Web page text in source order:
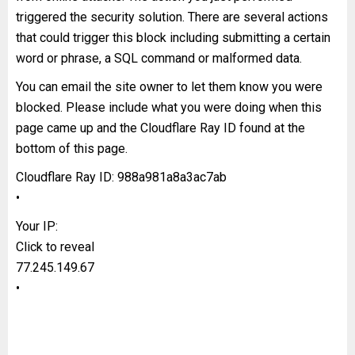
triggered the security solution. There are several actions
that could trigger this block including submitting a certain
word or phrase, a SQL command or malformed data.
You can email the site owner to let them know you were
blocked. Please include what you were doing when this
page came up and the Cloudflare Ray ID found at the
bottom of this page.
Cloudflare Ray ID: 988a981a8a3ac7ab
•
Your IP:
Click to reveal
77.245.149.67
•